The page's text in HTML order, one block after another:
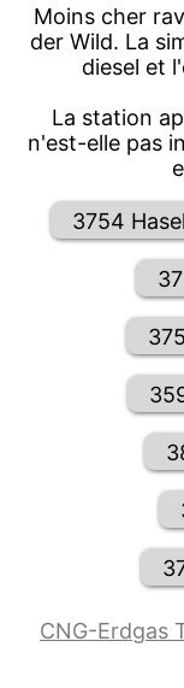
Moins cher
der Wild. La
diesel et
La station
n'est-elle pas
3754
CNG-Erdgas